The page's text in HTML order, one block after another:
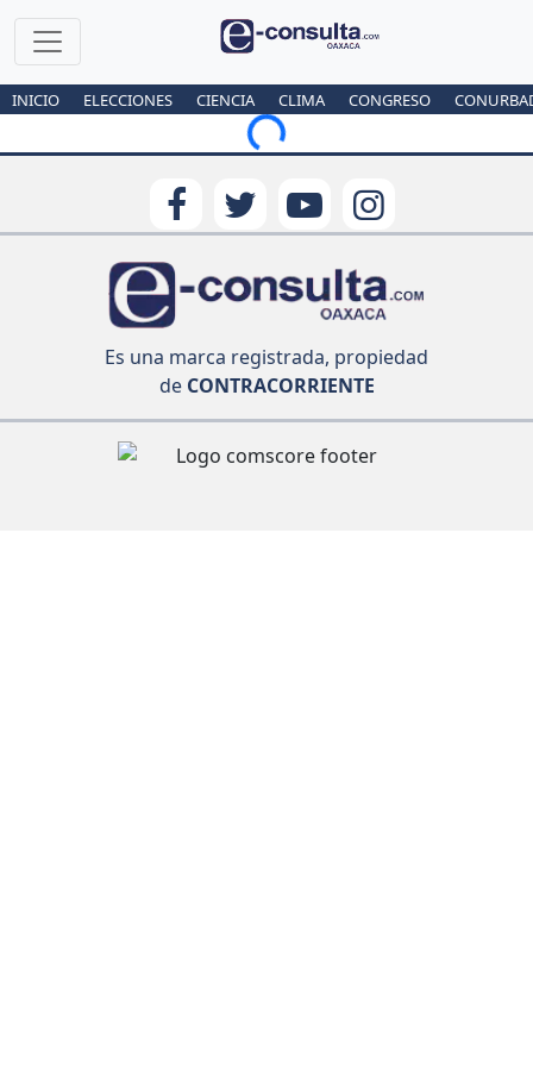
INICIO ELECCIONES CIENCIA CLIMA CONGRESO
Loading...
Es una marca registrada, propiedad
deCONTRACORRIENTE